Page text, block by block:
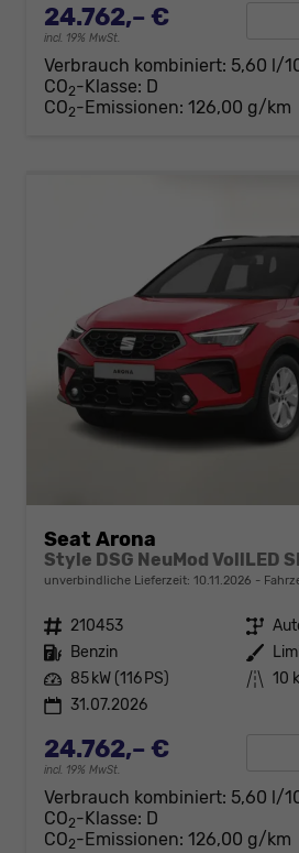
24.762,– €
incl. 19% MwSt.
Verbrauch kombiniert: 5,60 l/
CO2-Klasse: D
CO2-Emissionen: 126,00 g/km
Seat Arona
unverbindliche Lieferzeit: 10.11.2026
Fahrzeugnr. 210453 Getriebe
Kraftstoff Benzin Außenfarbe
Leistung 85 kW (116 PS) Kilometerstand 10
31.07.2026
24.762,– €
incl. 19% MwSt.
Verbrauch kombiniert: 5,60 l/
CO2-Klasse: D
CO2-Emissionen: 126,00 g/km